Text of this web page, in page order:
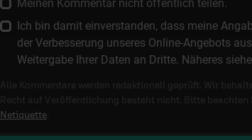
Meinen Kommentar nicht öffentlich teilen.
Ich bin damit einverstanden, dass meine
der Verbesserung unseres Online-Angebots
Weitergabe Ihrer Daten an Dritte. Näheres siehe
Alle Kommentare werden redaktionell geprüft. Wir
Recht auf Veröffentlichung besteht nicht. Bitte beachten
Netiquette.